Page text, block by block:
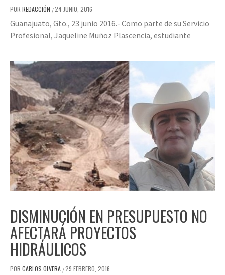
POR REDACCIÓN /24 JUNIO, 2016
Guanajuato, Gto., 23 junio 2016.- Como parte de su Servicio
Profesional, Jaqueline Muñoz Plascencia, estudiante
DISMINUCIÓN EN PRESUPUESTO NO
AFECTARÁ PROYECTOS
HIDRÁULICOS
POR CARLOS OLVERA /29 FEBRERO, 2016